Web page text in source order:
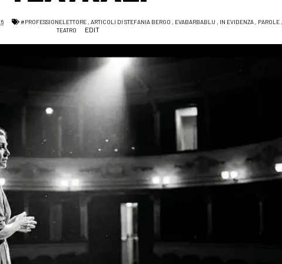
#PROFESSIONELETTORE ,ARTICOLI DI STEFANIA BERGO , EVABARBABLU , IN EVIDENZA , PAROLE ,
TEATRO
EDIT